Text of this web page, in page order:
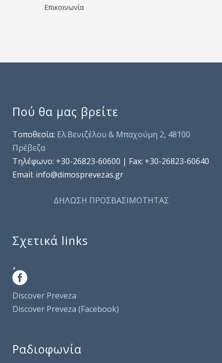
Επικοινωνία
Πού θα μας βρείτε
Τοποθεσία: Ελ.Βενιζέλου & Μπαχούμη 2, 48100
Πρέβεζα
Τηλέφωνo: +30-26823-60600 | Fax: +30-26823-60640
Email: info@dimosprevezas.gr
ΔΗΛΩΣΗ ΠΡΟΣΒΑΣΙΜΟΤΗΤΑΣ
Σχετικά links
.
Discover Preveza
Discover Preveza (Facebook)
Ραδιοφωνία